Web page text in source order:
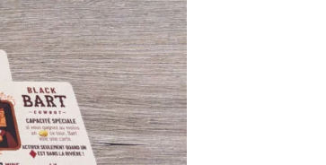
PC
PS4
PS5
Switch